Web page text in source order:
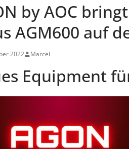
by AOC
AGM600 auf
2022 Marcel
Equipment